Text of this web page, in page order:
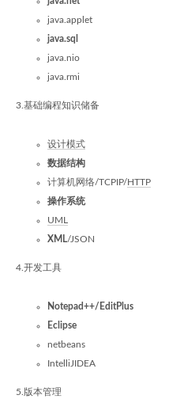
java.applet
java.sql
java.nio
java.rmi
3.基础编程知识储备
设计模式
数据结构
计算机网络/TCPIP/HTTP
操作系统
UML
XML/JSON
4.开发工具
Notepad++/EditPlus
Eclipse
netbeans
IntelliJIDEA
5.版本管理